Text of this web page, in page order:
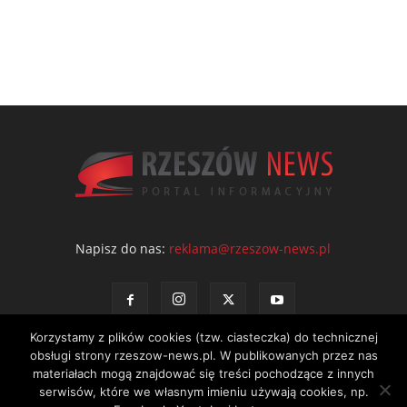
Napisz do nas: reklama@rzeszow-news.pl
Kontakt Polityka prywatności Regulamin portalu
Korzystamy z plików cookies (tzw. ciasteczka) do technicznej
obsługi strony rzeszow-news.pl. W publikowanych przez nas
materiałach mogą znajdować się treści pochodzące z innych
serwisów, które we własnym imieniu używają cookies, np.